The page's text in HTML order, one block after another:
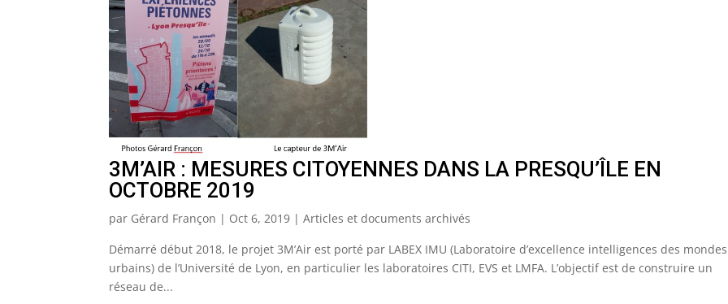
3M’AIR : MESURES CITOYENNES DANS LA PRESQU’ÎLE EN
OCTOBRE 2019
par Gérard Françon | Oct 6, 2019 |Articles et documents archivés
Démarré début 2018, le projet 3M’Air est porté par LABEX IMU (Laboratoire d’excellence intelligences des mondes
urbains) de l’Université de Lyon, en particulier les laboratoires CITI, EVS et LMFA. L’objectif est de construire un
réseau de...